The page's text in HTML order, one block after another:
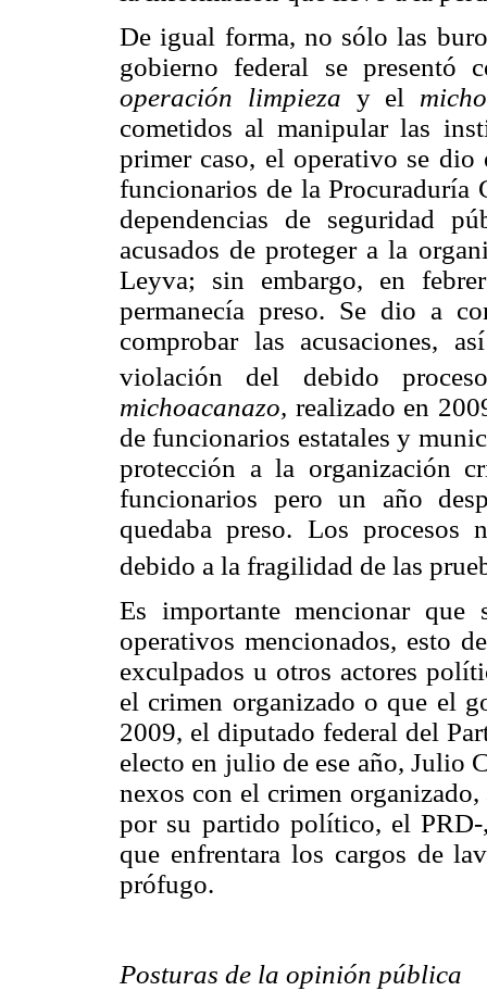
De igual forma, no sólo las
gobierno federal se presentó
operación limpieza y el
cometidos al manipular las
primer caso, el operativo se
funcionarios de la Procuraduría
dependencias de seguridad
acusados de proteger a la
Leyva; sin embargo, en
permanecía preso. Se dio a
comprobar las acusaciones,
violación del debido
michoacanazo, realizado en
de funcionarios estatales y
protección a la organización
funcionarios pero un año
quedaba preso. Los
debido a la fragilidad de las
Es importante mencionar
operativos mencionados, esto
exculpados u otros actores
el crimen organizado o que el
2009, el diputado federal del
electo en julio de ese año, Julio
nexos con el crimen
por su partido político, el PRD-
que enfrentara los cargos de
prófugo.
Posturas de la opinión pública